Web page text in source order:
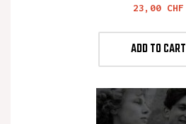
Preis
23,00 CHF
ADD TO CART